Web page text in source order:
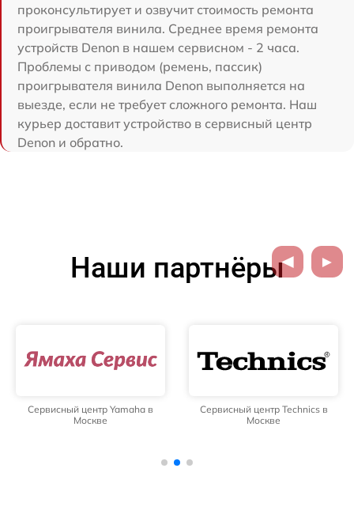
проконсультирует и озвучит стоимость ремонта
проигрывателя винила. Среднее время ремонта
устройств Denon в нашем сервисном - 2 часа.
Проблемы с приводом (ремень, пассик)
проигрывателя винила Denon выполняется на
выезде, если не требует сложного ремонта. Наш
курьер доставит устройство в сервисный центр
Denon и обратно.
Наши партнёры
Сервисный центр Yamaha в
Москве
Сервисный центр Technics в
Москве